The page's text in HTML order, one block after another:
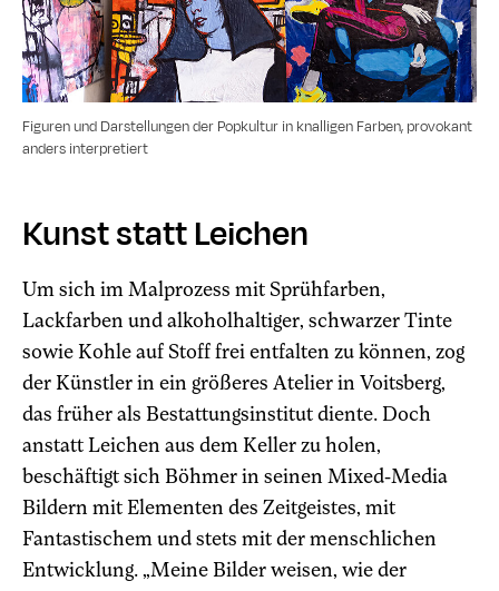
Figuren und Darstellungen der Popkultur in knalligen Farben, provokant
anders interpretiert
Kunst statt Leichen
Um sich im Malprozess mit Sprühfarben,
Lackfarben und alkoholhaltiger, schwarzer Tinte
sowie Kohle auf Stoff frei entfalten zu können, zog
der Künstler in ein größeres Atelier in Voitsberg,
das früher als Bestattungsinstitut diente. Doch
anstatt Leichen aus dem Keller zu holen,
beschäftigt sich Böhmer in seinen Mixed-Media
Bildern mit Elementen des Zeitgeistes, mit
Fantastischem und stets mit der menschlichen
Entwicklung. „Meine Bilder weisen, wie der